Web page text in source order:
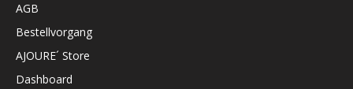
AGB
Bestellvorgang
AJOURE´ Store
Dashboard